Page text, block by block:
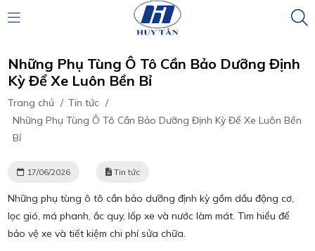
Những Phụ Tùng Ô Tô Cần Bảo Dưỡng Định
Kỳ Để Xe Luôn Bền Bỉ
Trang chủ / Tin tức /
Những Phụ Tùng Ô Tô Cần Bảo Dưỡng Định Kỳ Để Xe Luôn Bền
Bỉ
17/06/2026 Tin tức
Những phụ tùng ô tô cần bảo dưỡng định kỳ gồm dầu động cơ,
lọc gió, má phanh, ắc quy, lốp xe và nước làm mát. Tìm hiểu để
bảo vệ xe và tiết kiệm chi phí sửa chữa.